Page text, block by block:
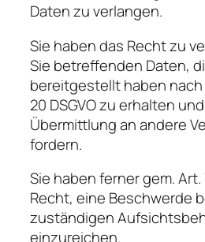
Daten zu verlangen.
Sie haben das Recht zu
Sie betreffenden Daten,
bereitgestellt haben
20 DSGVO zu erhalten
Übermittlung an andere
fordern.
Sie haben ferner gem. Art.
Recht, eine Beschwerde
zuständigen
einzureichen.